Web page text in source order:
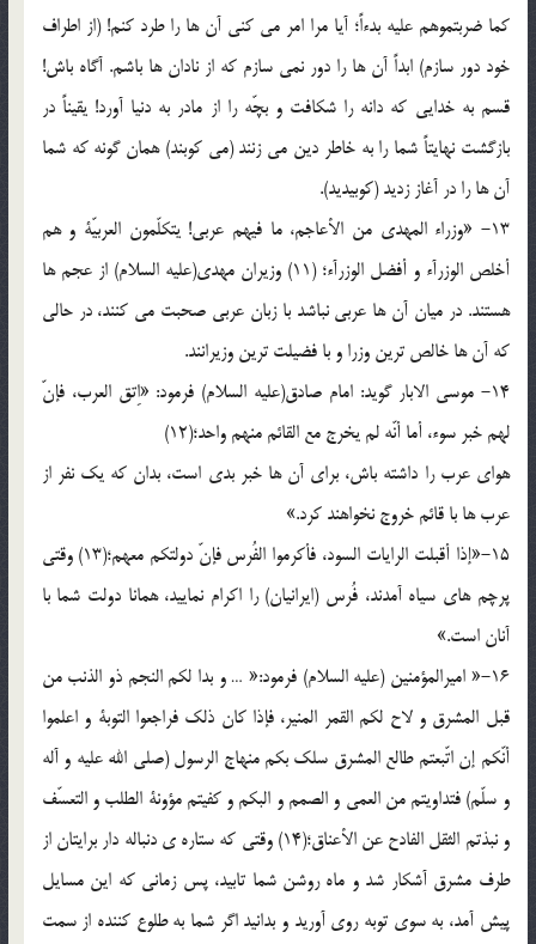
کما ضربتموهم علیه بدءاً؛ آیا مرا امر می کنی آن ها را طرد کنم! (از اطراف
خود دور سازم) ابداً آن ها را دور نمی سازم که از نادان ها باشم. آگاه باش!
قسم به خدایی که دانه را شکافت و بچّه را از مادر به دنیا آورد! یقیناً در
بازگشت نهایتاً شما را به خاطر دین می زنند (می کوبند) همان گونه که شما
آن ها را در آغاز زدید (کوبیدید).
13- «وزراء المهدی من الأعاجم، ما فیهم عربی! یتکلّمون العربیّة و هم
أخلص الوزرآء و أفضل الوزرآء؛ (11) وزیران مهدی(علیه السلام) از عجم ها
هستند. در میان آن ها عربی نباشد با زبان عربی صحبت می کنند، در حالی
که آن ها خالص ترین وزرا و با فضیلت ترین وزیرانند.
14- موسی الابار گوید: امام صادق(علیه السلام) فرمود: «اِتق العرب، فإنّ
لهم خبر سوء، أما أنّه لم یخرج مع القائم منهم واحد؛(12)
هوای عرب را داشته باش، برای آن ها خبر بدی است، بدان که یک نفر از
عرب ها با قائم خروج نخواهند کرد.»
15-«إذا أقبلت الرایات السود، فأکرموا الفُرس فإنّ دولتکم معهم؛(13) وقتی
پرچم های سیاه آمدند، فُرس (ایرانیان) را اکرام نمایید، همانا دولت شما با
آنان است.»
16-« امیرالمؤمنین (علیه السلام) فرمود:« … و بدا لکم النجم ذو الذنب من
قبل المشرق و لاح لکم القمر المنیر، فإذا کان ذلک فراجعوا التوبة و اعلموا
أنّکم إن اتّبعتم طالع المشرق سلک بکم منهاج الرسول (صلی الله علیه و آله
و سلّم) فتداویتم من العمی و الصمم و البکم و کفیتم مؤونة الطلب و التعسّف
و نبذتم الثقل الفادح عن الأعناق؛(14) وقتی که ستاره ی دنباله دار برایتان از
طرف مشرق آشکار شد و ماه روشن شما تابید، پس زمانی که این مسایل
پیش آمد، به سوی توبه روی آورید و بدانید اگر شما به طلوع کننده از سمت